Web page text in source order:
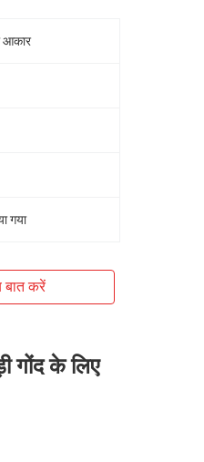
आकार
गया
बात करें
गोंद के लिए